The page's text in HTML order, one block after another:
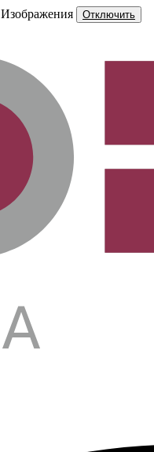
Изображения Отключить